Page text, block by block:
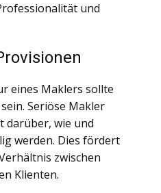
und
eines Maklers sollte
Seriöse Makler
darüber, wie und
werden. Dies fördert
zwischen
Klienten.